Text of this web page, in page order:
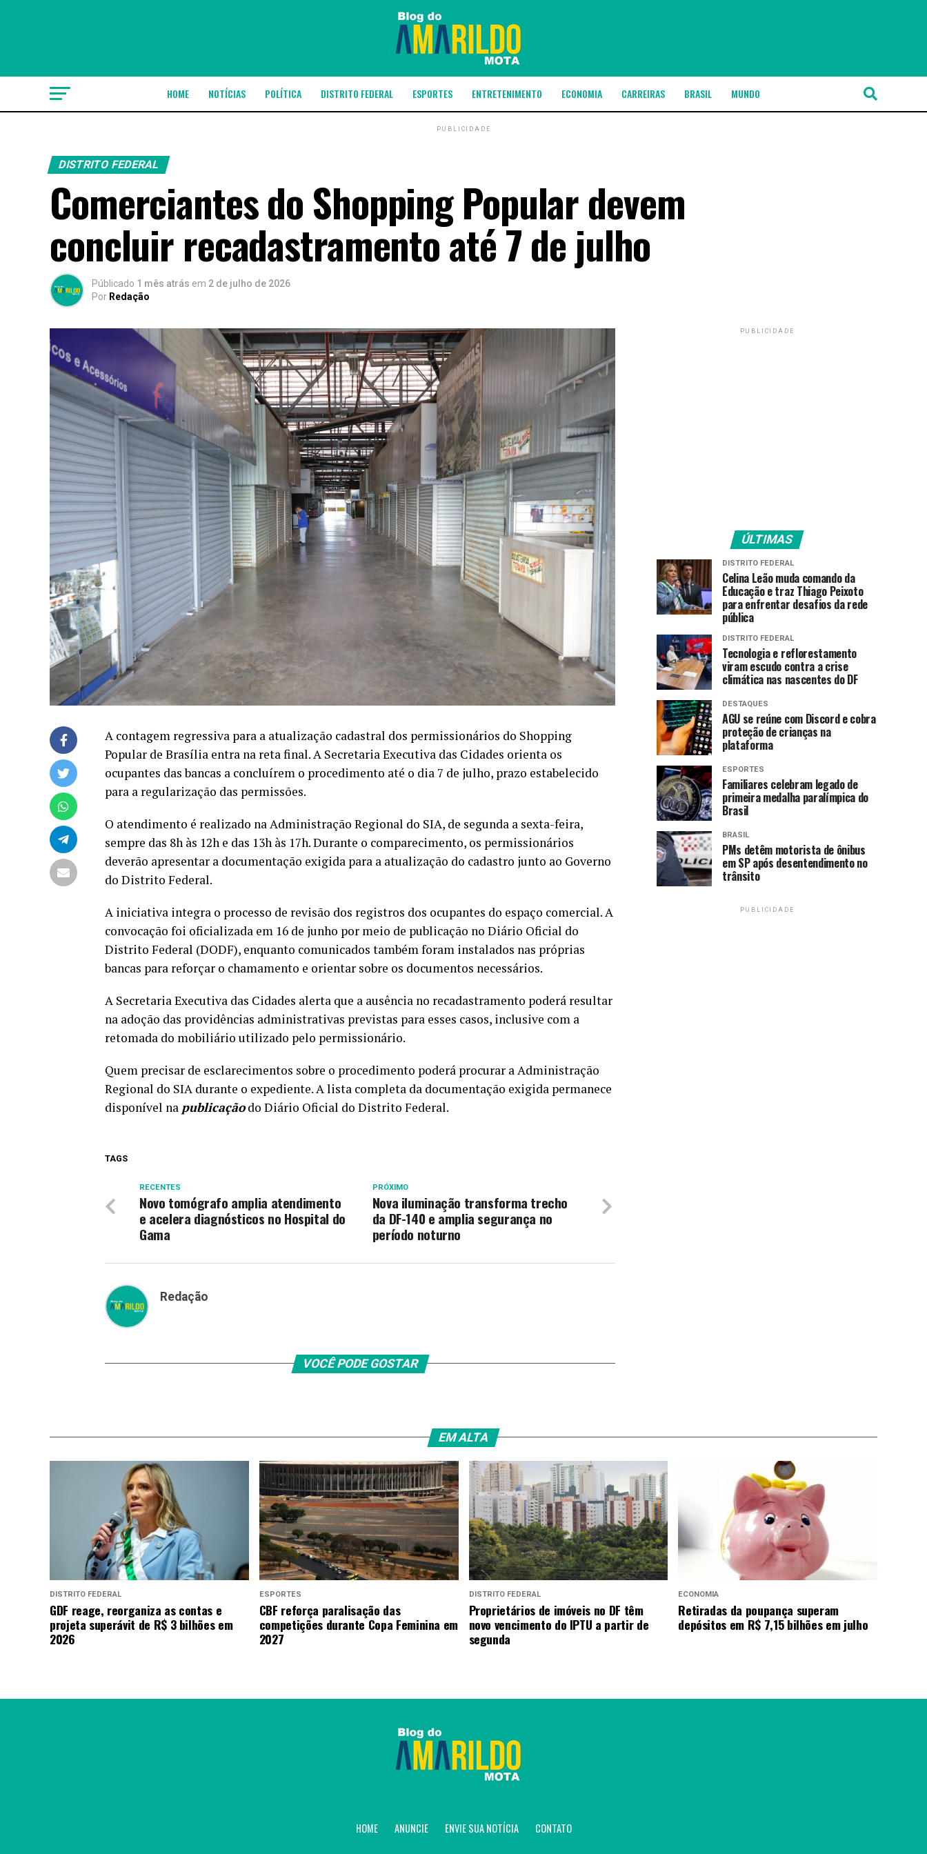
HOME NOTÍCIAS POLÍTICA DISTRITO FEDERAL ESPORTES ENTRETENIMENTO ECONOMIA CARREIRAS BRASIL MUNDO
PUBLICIDADE
DISTRITO FEDERAL
Comerciantes do Shopping Popular devem
concluir recadastramento até 7 de julho
Públicado 1 mês atrás em 2 de julho de 2026
Por Redação
A contagem regressiva para a atualização cadastral dos permissionários do Shopping
Popular de Brasília entra na reta final. A Secretaria Executiva das Cidades orienta os
ocupantes das bancas a concluírem o procedimento até o dia 7 de julho, prazo estabelecido
para a regularização das permissões.
O atendimento é realizado na Administração Regional do SIA, de segunda a sexta-feira,
sempre das 8h às 12h e das 13h às 17h. Durante o comparecimento, os permissionários
deverão apresentar a documentação exigida para a atualização do cadastro junto ao Governo
do Distrito Federal.
A iniciativa integra o processo de revisão dos registros dos ocupantes do espaço comercial. A
convocação foi oficializada em 16 de junho por meio de publicação no Diário Oficial do
Distrito Federal (DODF), enquanto comunicados também foram instalados nas próprias
bancas para reforçar o chamamento e orientar sobre os documentos necessários.
A Secretaria Executiva das Cidades alerta que a ausência no recadastramento poderá resultar
na adoção das providências administrativas previstas para esses casos, inclusive com a
retomada do mobiliário utilizado pelo permissionário.
Quem precisar de esclarecimentos sobre o procedimento poderá procurar a Administração
Regional do SIA durante o expediente. A lista completa da documentação exigida permanece
disponível na publicaçãodo Diário Oficial do Distrito Federal.
TAGS
PRÓXIMO
Nova iluminação transforma trecho
da DF-140 e amplia segurança no
período noturno
RECENTES
Novo tomógrafo amplia atendimento
e acelera diagnósticos no Hospital do
Gama
Redação
VOCÊ PODE GOSTAR
PUBLICIDADE
ÚLTIMAS
DISTRITO FEDERAL
Celina Leão muda comando da
Educação e traz Thiago Peixoto
para enfrentar desafios da rede
pública
DISTRITO FEDERAL
Tecnologia e reflorestamento
viram escudo contra a crise
climática nas nascentes do DF
DESTAQUES
AGU se reúne com Discord e cobra
proteção de crianças na
plataforma
ESPORTES
Familiares celebram legado de
primeira medalha paralímpica do
Brasil
BRASIL
PMs detêm motorista de ônibus
em SP após desentendimento no
trânsito
PUBLICIDADE
EM ALTA
DISTRITO FEDERAL
GDF reage, reorganiza as contas e
projeta superávit de R$ 3 bilhões em
2026
ESPORTES
CBF reforça paralisação das
competições durante Copa Feminina em
2027
DISTRITO FEDERAL
Proprietários de imóveis no DF têm
novo vencimento do IPTU a partir de
segunda
ECONOMIA
Retiradas da poupança superam
depósitos em R$ 7,15 bilhões em julho
HOME ANUNCIE ENVIE SUA NOTÍCIA CONTATO